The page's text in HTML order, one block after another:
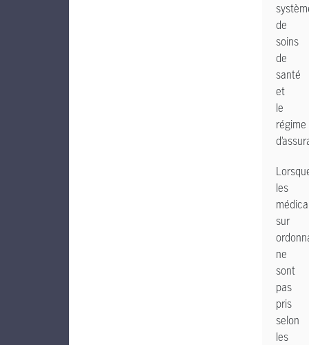
de
soins
de
santé
et
le
régime
les
sur
ne
sont
pas
pris
selon
les